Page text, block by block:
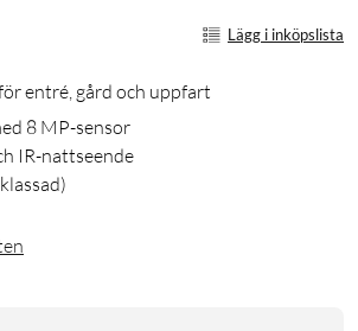
Lägg i inköpslista
entré, gård och uppfart
8 MP-sensor
IR-nattseende